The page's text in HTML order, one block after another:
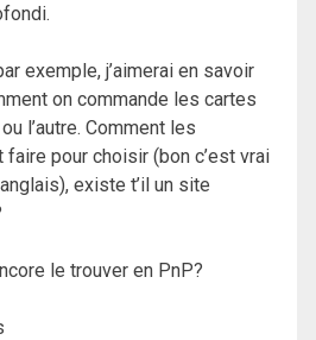
exemple, j’aimerai en savoir
on commande les cartes
l’autre. Comment les
faire pour choisir (bon c’est vrai
existe t’il un site
le trouver en PnP?